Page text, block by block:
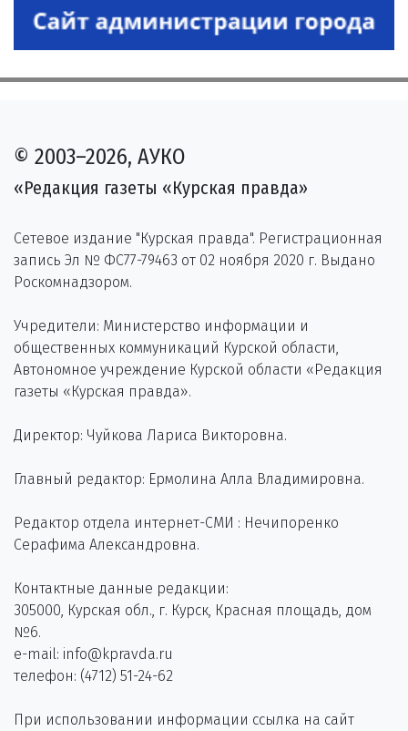
© 2003–2026, АУКО
«Редакция газеты «Курская правда»
Сетевое издание "Курская правда". Регистрационная
запись Эл № ФС77-79463 от 02 ноября 2020 г. Выдано
Роскомнадзором.
Учредители: Министерство информации и
общественных коммуникаций Курской области,
Автономное учреждение Курской области «Редакция
газеты «Курская правда».
Директор: Чуйкова Лариса Викторовна.
Главный редактор: Ермолина Алла Владимировна.
Редактор отдела интернет-СМИ : Нечипоренко
Серафима Александровна.
Контактные данные редакции:
305000, Курская обл., г. Курск, Красная площадь, дом
№6.
e-mail: info@kpravda.ru
телефон: (4712) 51-24-62
При использовании информации ссылка на сайт